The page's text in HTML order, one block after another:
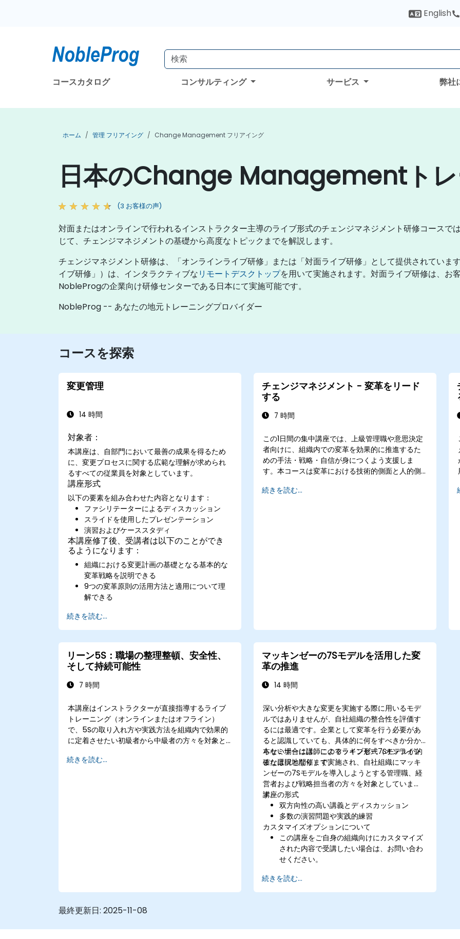
English
コースカタログ コンサルティング サービス 弊社
ホーム 管理 フリアイング Change Management フリアイング
日本のChange Managementト
(3 お客様の声)
対面またはオンラインで行われるインストラクター主導のライブ形式のチェンジマネジメント研修コースで
じて、チェンジマネジメントの基礎から高度なトピックまでを解説します。
チェンジマネジメント研修は、「オンラインライブ研修」または「対面ライブ研修」として提供されていま
イブ研修」）は、インタラクティブなリモートデスクトップを用いて実施されます。対面ライブ研修は、お
NobleProgの企業向け研修センターである日本にて実施可能です。
NobleProg -- あなたの地元トレーニングプロバイダー
コースを探索
変更管理
14 時間
対象者：
本講座は、自部門において最善の成果を得るため
に、変更プロセスに関する広範な理解が求められ
るすべての従業員を対象としています。
講座形式
以下の要素を組み合わせた内容となります：
ファシリテーターによるディスカッション
スライドを使用したプレゼンテーション
演習およびケーススタディ
本講座修了後、受講者は以下のことができ
るようになります：
組織における変更計画の基礎となる基本的な
変革戦略を説明できる
9つの変革原則の活用方法と適用について理
解できる
続きを読む...
チェンジマネジメント - 変革をリード
する
7 時間
この1日間の集中講座では、上級管理職や意思決定
者向けに、組織内での変革を効果的に推進するた
めの手法・戦略・自信が身につくよう支援しま
す。本コースは変革における技術的側面と人的側
し、関係者の協力を得て持続可能な変革を実現で
続きを読む...
リーン5S：職場の整理整頓、安全性、
そして持続可能性
7 時間
本講座はインストラクターが直接指導するライブ
トレーニング（オンラインまたはオフライン）
で、5Sの取り入れ方や実践方法を組織内で効果的
に定着させたい初級者から中級者の方々を対象と
続きを読む...
マッキンゼーの7Sモデルを活用した変
革の推進
14 時間
深い分析や大きな変更を実施する際に用いるモデ
ルではありませんが、自社組織の整合性を評価す
るには最適です。企業として変革を行う必要があ
ると認識していても、具体的に何をすべきか分か
らない場合には、このマッキンゼー7Sモデルが的
確な選択となります。
本セミナーは講師によるライブ形式（オンライン
または現地開催）で実施され、自社組織にマッキ
ンゼーの7Sモデルを導入しようとする管理職、経
営者および戦略担当者の方々を対象としていま
す。
講座の形式
双方向性の高い講義とディスカッション
多数の演習問題や実践的練習
カスタマイズオプションについて
この講座をご自身の組織向けにカスタマイズ
された内容で受講したい場合は、お問い合わ
せください。
続きを読む...
最終更新日: 2025-11-08